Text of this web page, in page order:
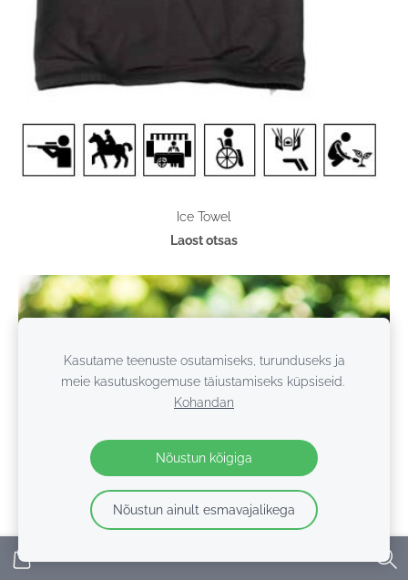
Ice Towel
Laost otsas
Kasutame teenuste osutamiseks, turunduseks ja
meie kasutuskogemuse täiustamiseks küpsiseid.
Kohandan
Nõustun kõigiga
Nõustun ainult esmavajalikega